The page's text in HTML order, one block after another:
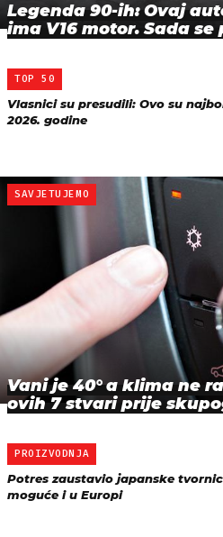
Legenda 90-ih: Ovaj
ima V16 motor. Sada se
TOP 50
Vlasnici su presudili: Ovo su
2026. godine
SAVJETUJEMO
Vani je 40° a klima ne
ovih 7 stvari prije
PROIZVODNJA
Potres zaustavio japanske
moguće i u Europi